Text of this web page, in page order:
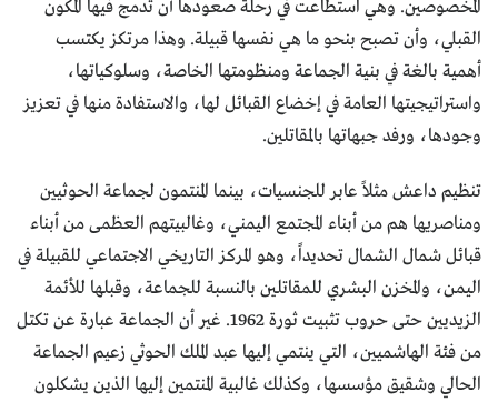
المخصوصين. وهي استطاعت في رحلة صعودها أن تدمج فيها المكون
القبلي، وأن تصبح بنحو ما هي نفسها قبيلة. وهذا مرتكز يكتسب
أهمية بالغة في بنية الجماعة ومنظومتها الخاصة، وسلوكياتها،
واستراتيجيتها العامة في إخضاع القبائل لها، والاستفادة منها في تعزيز
وجودها، ورفد جبهاتها بالمقاتلين.
تنظيم داعش مثلاً عابر للجنسيات، بينما المنتمون لجماعة الحوثيين
ومناصريها هم من أبناء المجتمع اليمني، وغالبيتهم العظمى من أبناء
قبائل شمال الشمال تحديداً، وهو المركز التاريخي الاجتماعي للقبيلة في
اليمن، والمخزن البشري للمقاتلين بالنسبة للجماعة، وقبلها للأئمة
الزيديين حتى حروب تثبيت ثورة 1962. غير أن الجماعة عبارة عن تكتل
من فئة الهاشميين، التي ينتمي إليها عبد الملك الحوثي زعيم الجماعة
الحالي وشقيق مؤسسها، وكذلك غالبية المنتمين إليها الذين يشكلون